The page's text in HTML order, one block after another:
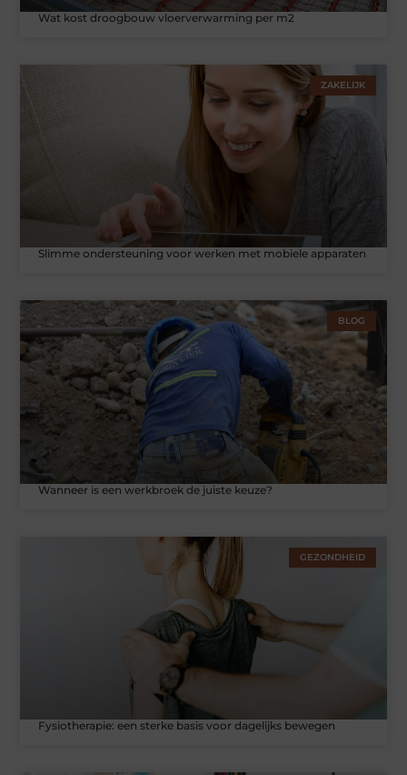
Wat kost droogbouw vloerverwarming per m2
ZAKELIJK
Slimme ondersteuning voor werken met mobiele apparaten
BLOG
Wanneer is een werkbroek de juiste keuze?
GEZONDHEID
Fysiotherapie: een sterke basis voor dagelijks bewegen